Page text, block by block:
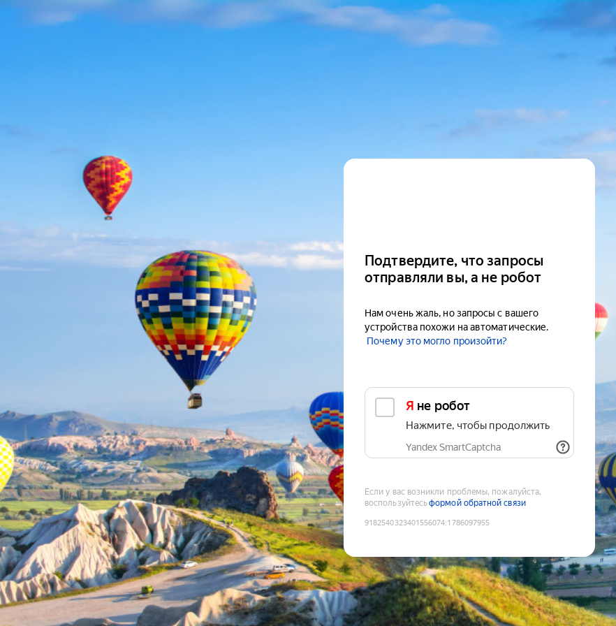
Подтвердите, что запросы
отправляли вы, а не робот
Нам очень жаль, но запросы с вашего
устройства похожи на автоматические.
Почему это могло произойти?
Я не робот
Нажмите, чтобы продолжить
Yandex SmartCaptcha
Если у вас возникли проблемы, пожалуйста,
воспользуйтесьформой обратной связи
9182540323401556074:1786097955